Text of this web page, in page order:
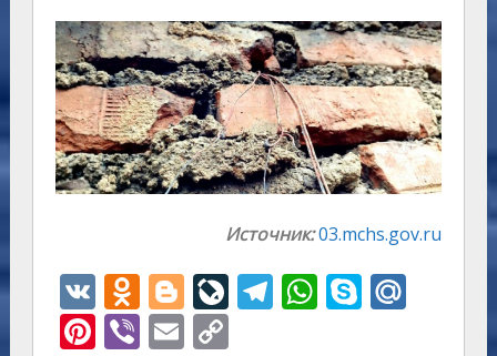
Источник:03.mchs.gov.ru
V
K
O
d
Bl
o
Li
v
T W S M
Pi Vi E C